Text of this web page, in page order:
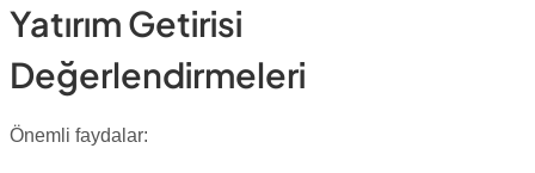
Yatırım Getirisi
Değerlendirmeleri
Önemli faydalar: